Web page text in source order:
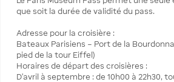
que soit la durée de validité du pass.
Adresse pour la croisière :
Bateaux Parisiens – Port de la
pied de la tour Eiffel)
Horaires de départ des croisières :
D’avril à septembre : de 10h00 à 22h30,